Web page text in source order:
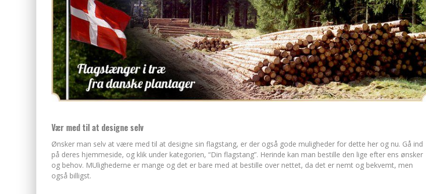
Vær med til at designe selv
Ønsker man selv at være med til at designe sin flagstang, er der også gode muligheder for dette her og nu. Gå ind
på deres hjemmeside, og klik under kategorien, “Din flagstang”. Herinde kan man bestille den lige efter ens ønsker
og behov. MUlighederne er mange og det er bare med at bestille over nettet, da det er nemt og bekvemt, men
også billigst.